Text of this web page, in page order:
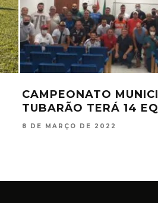
CAMPEONATO
TUBARÃO TERÁ 14
8 DE MARÇO DE 2022